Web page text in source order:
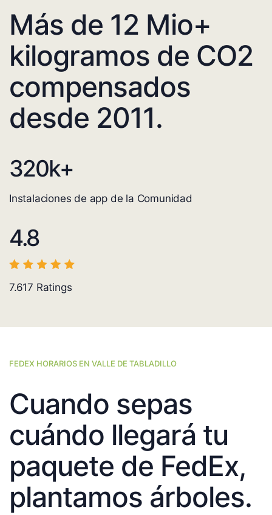
Más de 12 Mio+
kilogramos de CO2
compensados
desde 2011.
320k+
Instalaciones de app de la Comunidad
4.8
7.617 Ratings
FEDEX HORARIOS EN VALLE DE TABLADILLO
Cuando sepas
cuándo llegará tu
paquete de FedEx,
plantamos árboles.